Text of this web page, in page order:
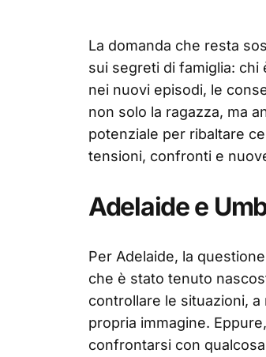
La domanda che resta
sui segreti di famiglia: chi
nei nuovi episodi, le
non solo la ragazza, ma
potenziale per ribaltare
tensioni, confronti e
Adelaide e
Per Adelaide, la
che è stato tenuto
controllare le situazioni,
propria immagine.
confrontarsi con